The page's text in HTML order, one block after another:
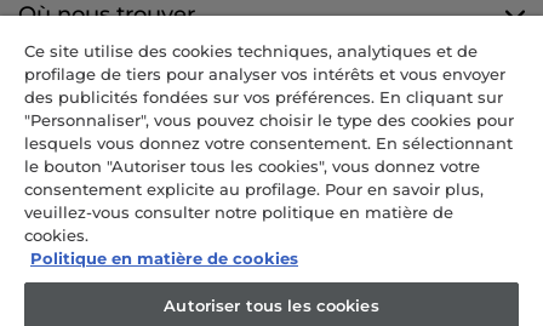
Où nous trouver
Nous suivre
CANDY HOOVER GROUP S.r.I. - Associé unique - SIÈGE SOCIAL : Via
Comolli, 57 - 20861 Brugherio (MB) - Italie - SIÈGES ADMINISTRATIFS :
Via Privata Eden Fumagalli snc - 20861 Brugherio (MB) et Via Trento
+39.039.2086.237 - Capital social 35 000 000,00 € iv - Cod. Code fiscal
Ce site utilise des cookies techniques, analytiques et de
profilage de tiers pour analyser vos intérêts et vous envoyer
des publicités fondées sur vos préférences. En cliquant sur
"Personnaliser", vous pouvez choisir le type des cookies pour
lesquels vous donnez votre consentement. En sélectionnant
le bouton "Autoriser tous les cookies", vous donnez votre
consentement explicite au profilage. Pour en savoir plus,
veuillez-vous consulter notre politique en matière de
cookies.
Politique en matière de cookies
Autoriser tous les cookies